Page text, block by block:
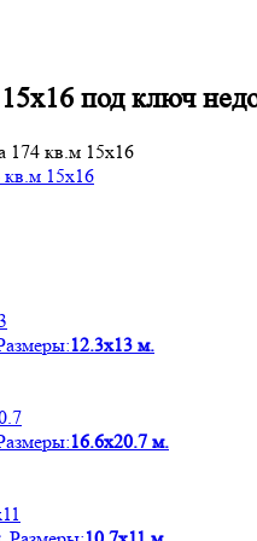
под ключ
174 кв.м 15х16
12.3х13 м.
16.6х20.7 м.